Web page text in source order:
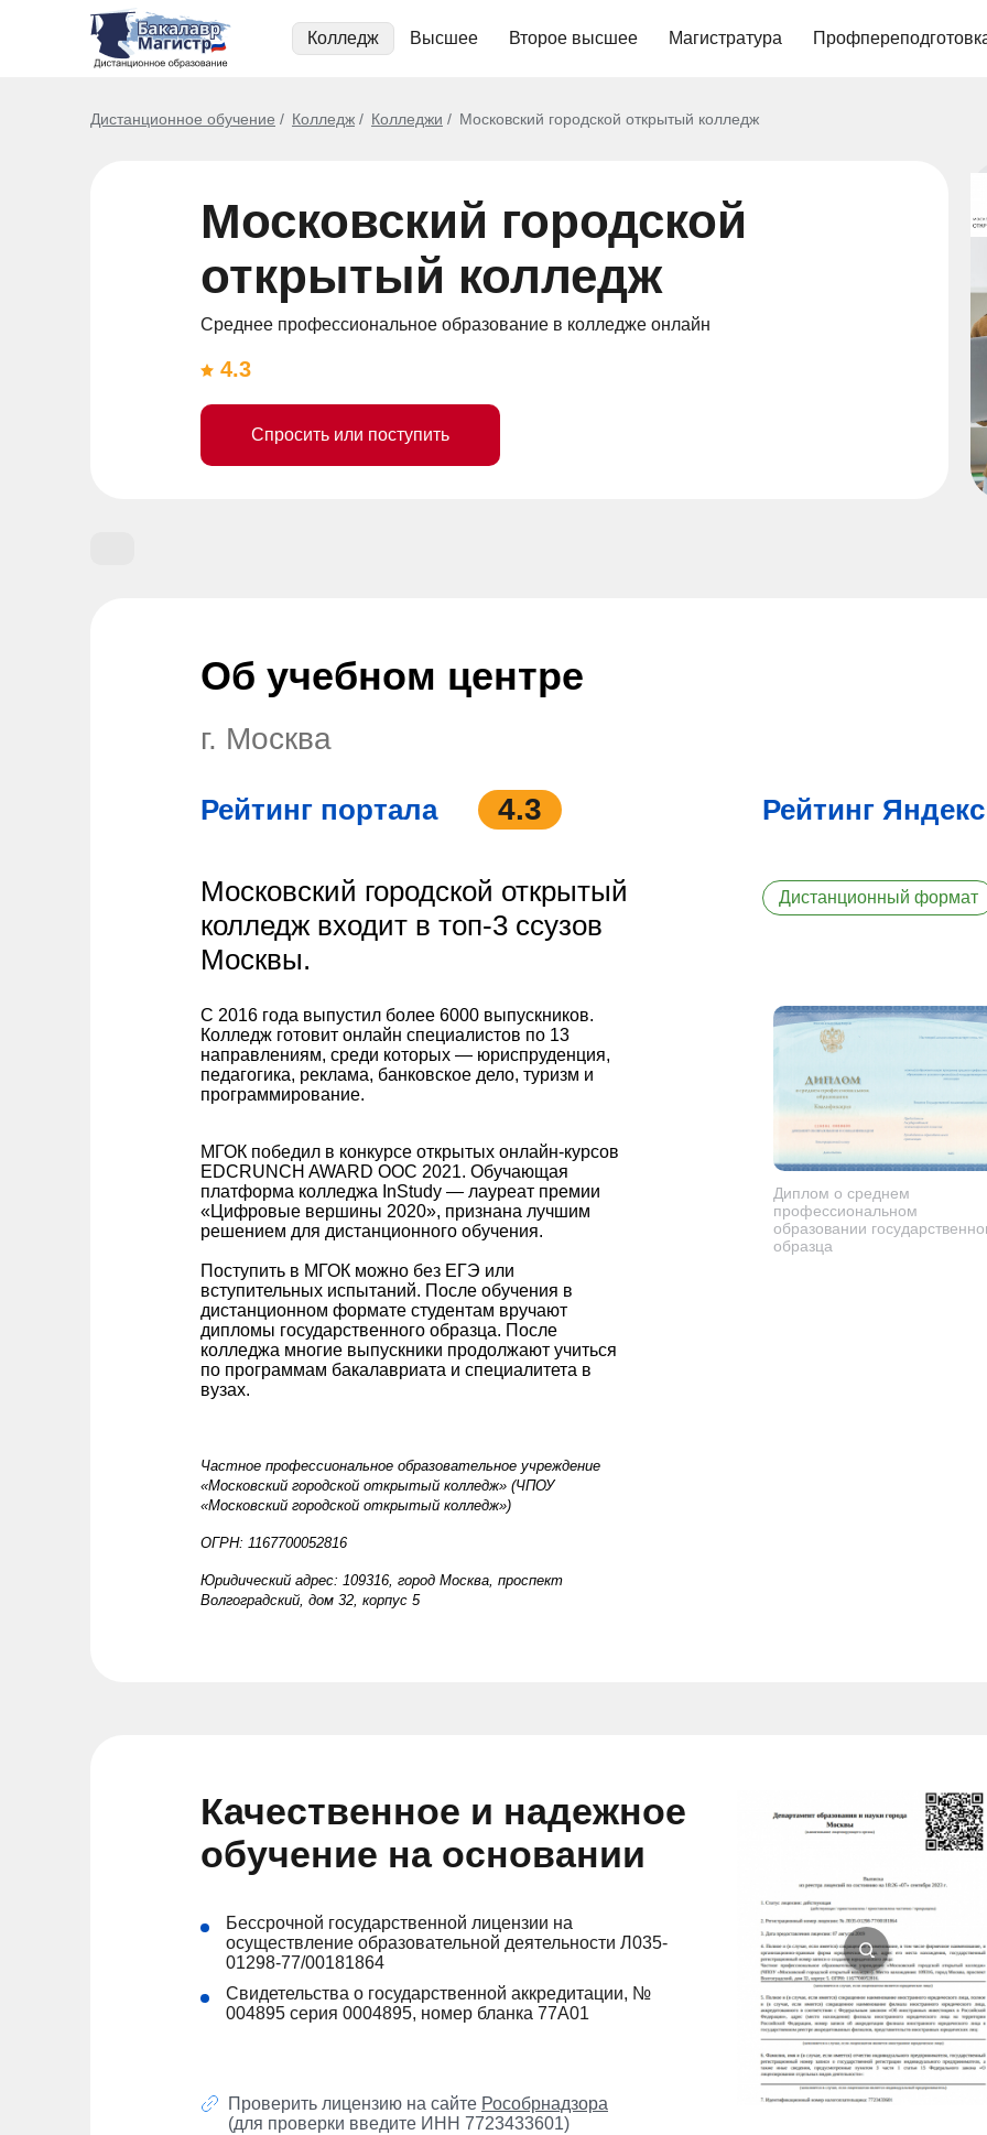
Колледж Высшее Второе высшее Магистратура
Дистанционное обучение Колледж Колледжи Московский городской открытый колледж
Московский городской
открытый колледж
Среднее профессиональное образование в колледже онлайн
4.3
Спросить или поступить
Об учебном центре
г. Москва
Рейтинг портала 4.3 Рейтинг Яндекс
Московский городской открытый
колледж входит в топ-3 ссузов
Москвы.
Дистанционный формат
С 2016 года выпустил более 6000 выпускников.
Колледж готовит онлайн специалистов по 13
направлениям, среди которых — юриспруденция,
педагогика, реклама, банковское дело, туризм и
программирование.
МГОК победил в конкурсе открытых онлайн-курсов
EDCRUNCH AWARD OOC 2021. Обучающая
платформа колледжа InStudy — лауреат премии
«Цифровые вершины 2020», признана лучшим
решением для дистанционного обучения.
Поступить в МГОК можно без ЕГЭ или
вступительных испытаний. После обучения в
дистанционном формате студентам вручают
дипломы государственного образца. После
колледжа многие выпускники продолжают учиться
по программам бакалавриата и специалитета в
вузах.
Частное профессиональное образовательное учреждение
«Московский городской открытый колледж» (ЧПОУ
«Московский городской открытый колледж»)
ОГРН: 1167700052816
Юридический адрес: 109316, город Москва, проспект
Волгоградский, дом 32, корпус 5
Диплом о среднем
профессиональном
образовании
образца
Качественное и надежное
обучение на основании
Бессрочной государственной лицензии на
осуществление образовательной деятельности Л035-
01298-77/00181864
Cвидетельства о государственной аккредитации, №
004895 серия 0004895, номер бланка 77А01
Проверить лицензию на сайте Рособрнадзора
(для проверки введите ИНН 7723433601)